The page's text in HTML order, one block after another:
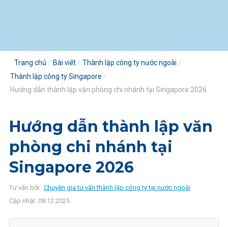
Trang chủ Bài viết
Thành lập công ty nước ngoài
Thành lập công ty Singapore
Hướng dẫn thành lập văn phòng chi nhánh tại Singapore 2026
Hướng dẫn thành lập văn
phòng chi nhánh tại
Singapore 2026
Tư vấn bởi: Chuyên gia tư vấn thành lập công ty tại nước ngoài
Cập nhật: 08.12.2025